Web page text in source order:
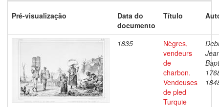
Pré-visualização
Data do
documento
Título
1835
Nègres,
vendeurs
de
charbon.
Vendeuses
de pled
Turquie